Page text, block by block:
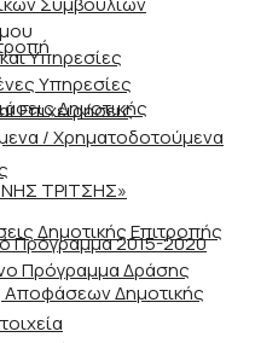
Δημοτικής
Δημοτικής Επιτροπής
Αποφάσεων Δημοτικής
Υπηρεσίες
Υπηρεσίες
Επιχειρήσεις
/ Χρηματοδοτούμενα
ΤΡΙΤΣΗΣ»
Πρόγραμμα 2015-2020
Πρόγραμμα Δράσης